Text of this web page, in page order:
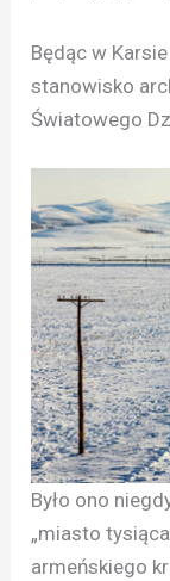
Będąc w
stanowisko
Światowego
Było ono
„miasto
armeńskiego